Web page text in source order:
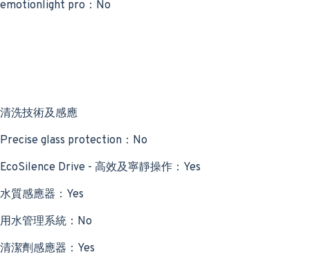
emotionlight pro：No
清洗技術及感應
Precise glass protection：No
EcoSilence Drive - 高效及寧靜操作：Yes
水質感應器：Yes
用水管理系統：No
清潔劑感應器：Yes